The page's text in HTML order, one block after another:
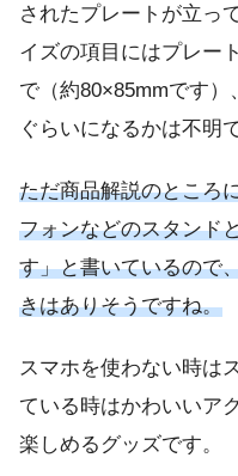
されたプレートが立っ
イズの項目にはプレー
で（約80×85mmです
ぐらいになるかは不明
ただ商品解説のところ
フォンなどのスタンド
す」と書いているので
きはありそうですね。
スマホを使わない時は
ている時はかわいいア
楽しめるグッズです。